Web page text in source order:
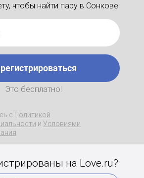
чтобы найти пару в Сонкове
Это бесплатно!
с Политикой
и Условиями
на Love.ru?